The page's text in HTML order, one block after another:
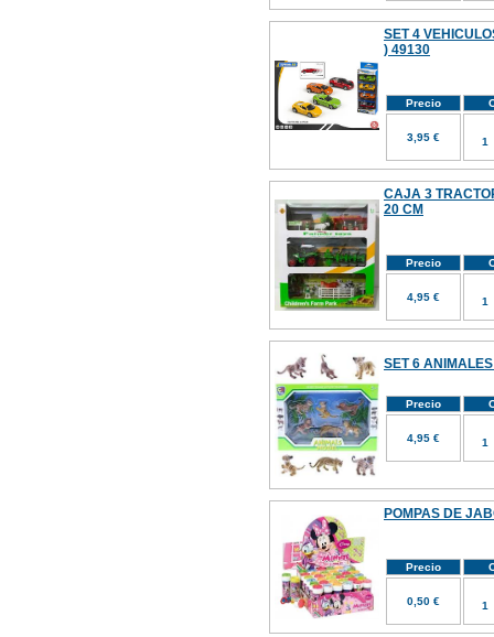
SET 4
) 49130
Precio
3,95 €
CAJA 3
20 CM
Precio
4,95 €
SET 6
Precio
4,95 €
POMPAS DE
Precio
0,50 €